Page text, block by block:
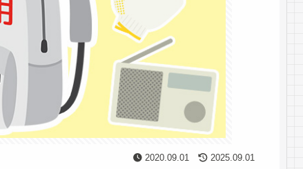
2020.09.01 2025.09.01